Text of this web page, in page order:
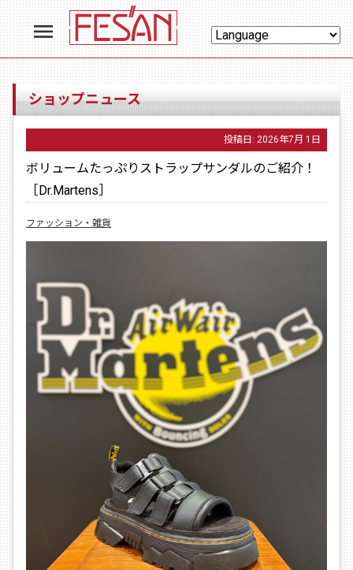
menu
ショップニュース
投稿日: 2026年7月 1日
ボリュームたっぷりストラップサンダルのご紹介！
［Dr.Martens］
ファッション・雑貨